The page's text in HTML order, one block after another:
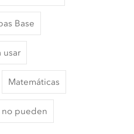
Base
usar
Matemáticas
no pueden